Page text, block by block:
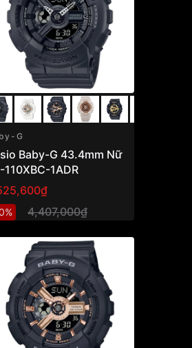
G
Baby-G 43.4mm Nữ
110XBC-1ADR
4,407,000₫